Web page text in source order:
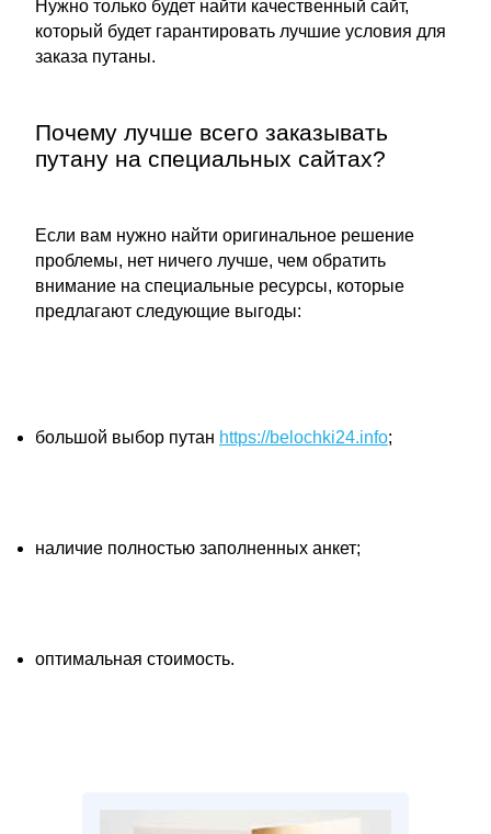
Нужно только будет найти качественный сайт,
который будет гарантировать лучшие условия для
заказа путаны.
Почему лучше всего заказывать
путану на специальных сайтах?
Если вам нужно найти оригинальное решение
проблемы, нет ничего лучше, чем обратить
внимание на специальные ресурсы, которые
предлагают следующие выгоды:
большой выбор путан https://belochki24.info;
наличие полностью заполненных анкет;
оптимальная стоимость.